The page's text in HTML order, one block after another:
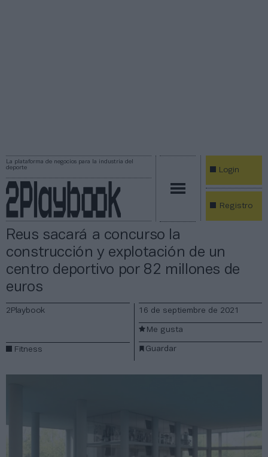
La plataforma de negocios para la industria del
deporte
Login
Registro
Reus sacará a concurso la
construcción y explotación de un
centro deportivo por 82 millones de
euros
2Playbook
Fitness
16 de septiembre de 2021
Guardar
Me gusta